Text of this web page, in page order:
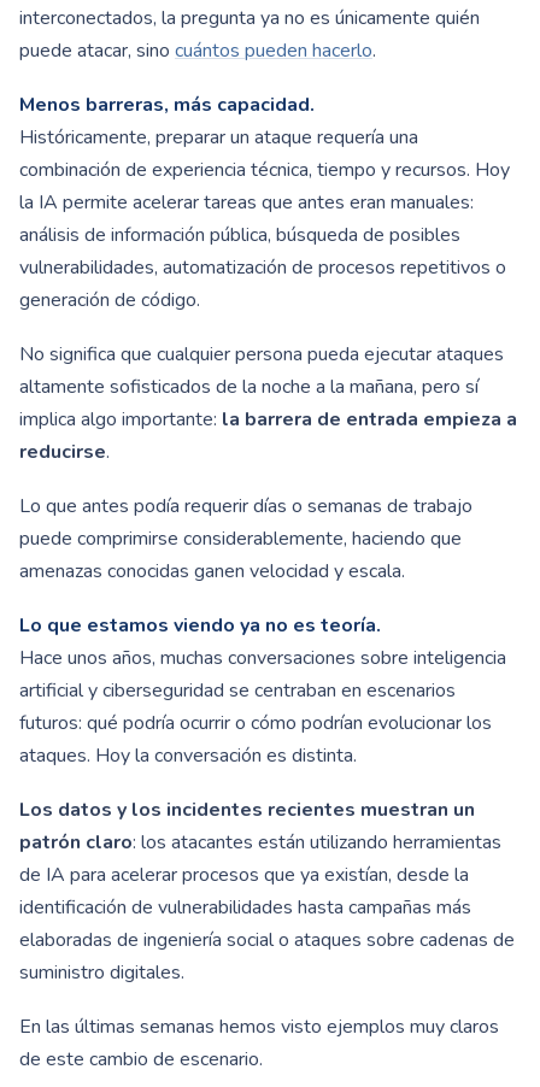
interconectados, la pregunta ya no es únicamente quién
puede atacar, sino cuántos pueden hacerlo.
Menos barreras, más capacidad.
Históricamente, preparar un ataque requería una
combinación de experiencia técnica, tiempo y recursos. Hoy
la IA permite acelerar tareas que antes eran manuales:
análisis de información pública, búsqueda de posibles
vulnerabilidades, automatización de procesos repetitivos o
generación de código.
No significa que cualquier persona pueda ejecutar ataques
altamente sofisticados de la noche a la mañana, pero sí
implica algo importante: la barrera de entrada empieza a
reducirse.
Lo que antes podía requerir días o semanas de trabajo
puede comprimirse considerablemente, haciendo que
amenazas conocidas ganen velocidad y escala.
Lo que estamos viendo ya no es teoría.
Hace unos años, muchas conversaciones sobre inteligencia
artificial y ciberseguridad se centraban en escenarios
futuros: qué podría ocurrir o cómo podrían evolucionar los
ataques. Hoy la conversación es distinta.
Los datos y los incidentes recientes muestran un
patrón claro: los atacantes están utilizando herramientas
de IA para acelerar procesos que ya existían, desde la
identificación de vulnerabilidades hasta campañas más
elaboradas de ingeniería social o ataques sobre cadenas de
suministro digitales.
En las últimas semanas hemos visto ejemplos muy claros
de este cambio de escenario.